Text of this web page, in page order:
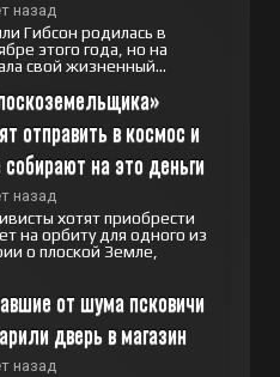
назад
Гибсон родилась в
этого года, но на
свой жизненный...
отправить в космос и
на это деньги
назад
хотят приобрести
на орбиту для одного из
о плоской Земле,
от шума псковичи
дверь в магазин
назад